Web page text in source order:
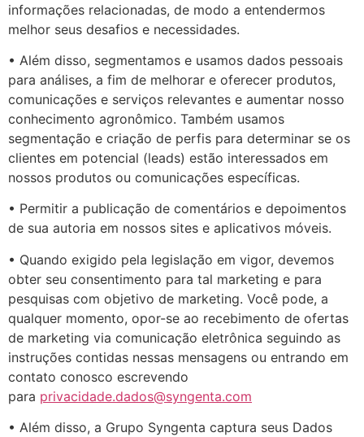
informações relacionadas, de modo a entendermos
melhor seus desafios e necessidades.
• Além disso, segmentamos e usamos dados pessoais
para análises, a fim de melhorar e oferecer produtos,
comunicações e serviços relevantes e aumentar nosso
conhecimento agronômico. Também usamos
segmentação e criação de perfis para determinar se os
clientes em potencial (leads) estão interessados em
nossos produtos ou comunicações específicas.
• Permitir a publicação de comentários e depoimentos
de sua autoria em nossos sites e aplicativos móveis.
• Quando exigido pela legislação em vigor, devemos
obter seu consentimento para tal marketing e para
pesquisas com objetivo de marketing. Você pode, a
qualquer momento, opor-se ao recebimento de ofertas
de marketing via comunicação eletrônica seguindo as
instruções contidas nessas mensagens ou entrando em
contato conosco escrevendo
para privacidade.dados@syngenta.com
• Além disso, a Grupo Syngenta captura seus Dados